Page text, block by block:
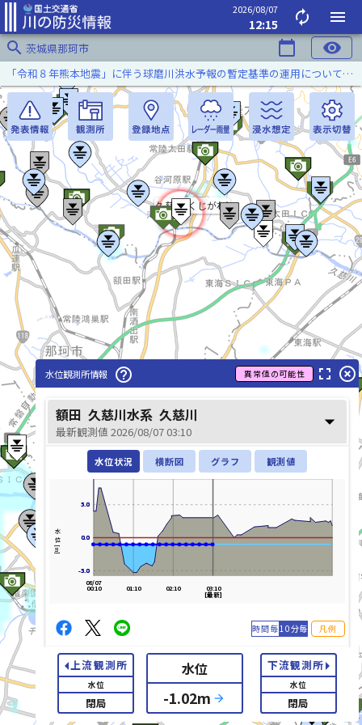
2026/08/07
12:15 autorenew
menu
search 茨城県那珂市 calendar_today visibility
那珂川(なかがわ)
久慈川(くじがわ)
「令和８年熊本地震」に伴う球磨川洪水予報の暫定基準の運用について（令和８年８月５日）
水位観測所情報 help_outline 異常値の可能性 fullscreen highlight_off
額田 久慈川水系 久慈川
最新観測値 2026/08/07 03:10 arrow_drop_down
水位状況 横断図 グラフ 観測値
-5.0
0.0
5.0
水位[m]
-5.0
0.0
5.0
03:10
[最新]
02:10
01:10
08/07
00:10
時間毎10分毎 凡例
arrow_left上流観測所
水位
閉局
水位
-1.02m arrow_forward
下流観測所arrow_right
水位
閉局